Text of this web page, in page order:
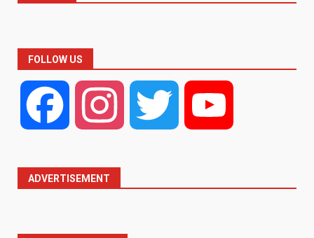
FOLLOW US
Facebook Instagram Twitter
ADVERTISEMENT